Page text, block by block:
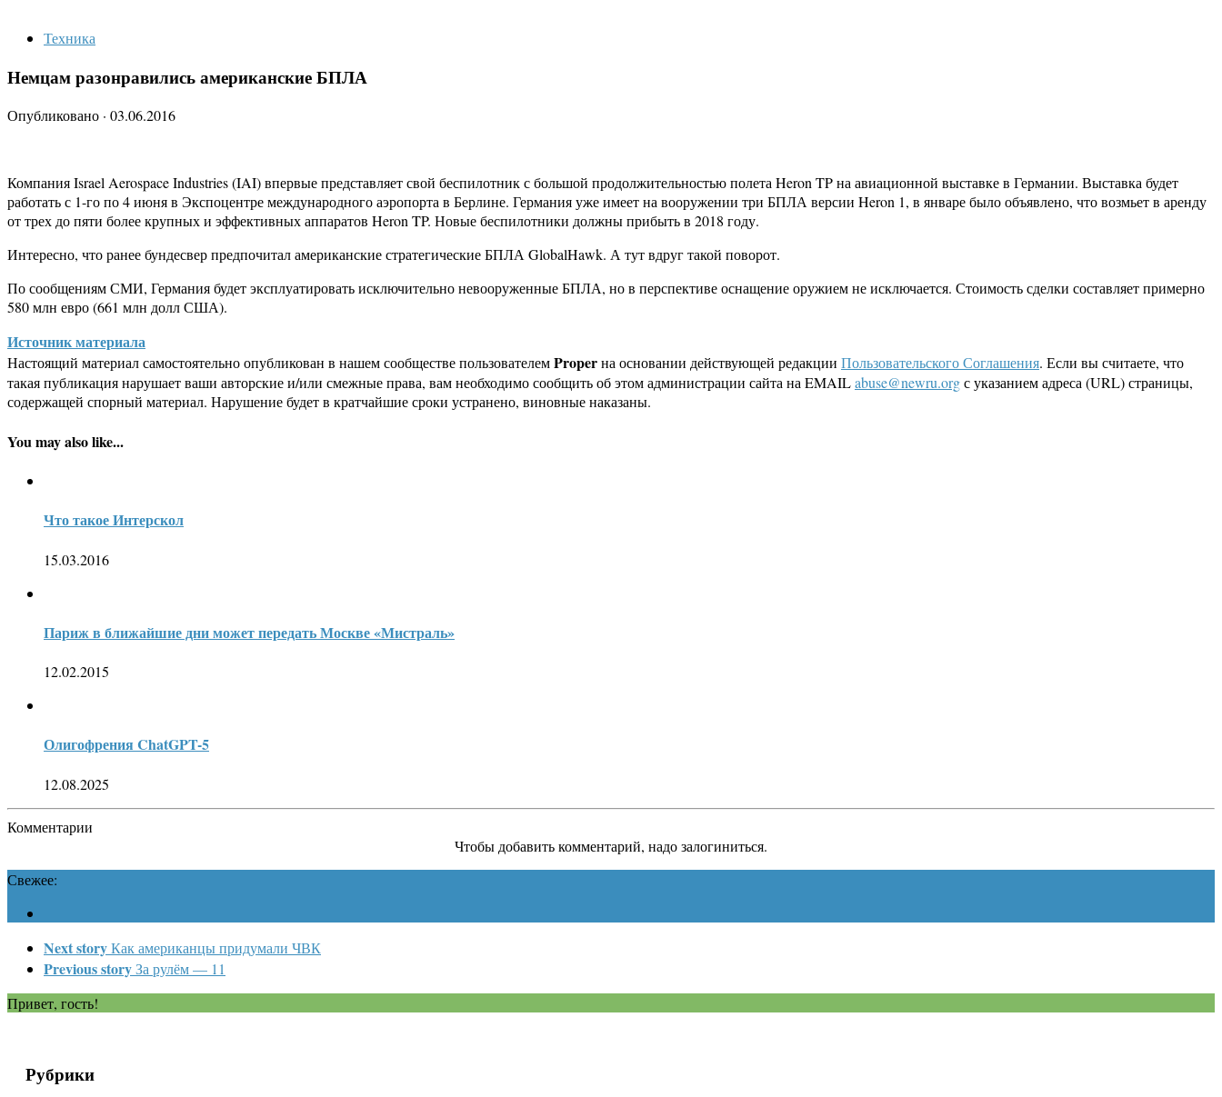
Техника
Немцам разонравились американские БПЛА
Опубликовано · 03.06.2016
Компания Israel Aerospace Industries (IAI) впервые представляет свой беспилотник с большой продолжительностью полета Heron TP на авиационной выставке в Германии. Выставка будет
работать с 1-го по 4 июня в Экспоцентре международного аэропорта в Берлине. Германия уже имеет на вооружении три БПЛА версии Heron 1, в январе было объявлено, что возмьет в аренду
от трех до пяти более крупных и эффективных аппаратов Heron TP. Новые беспилотники должны прибыть в 2018 году.
Интересно, что ранее бундесвер предпочитал американские стратегические БПЛА GlobalHawk. А тут вдруг такой поворот.
По сообщениям СМИ, Германия будет эксплуатировать исключительно невооруженные БПЛА, но в перспективе оснащение оружием не исключается. Стоимость сделки составляет примерно
580 млн евро (661 млн долл США).
Источник материала
Настоящий материал самостоятельно опубликован в нашем сообществе пользователемProperна основании действующей редакции Пользовательского Соглашения. Если вы считаете, что
такая публикация нарушает ваши авторские и/или смежные права, вам необходимо сообщить об этом администрации сайта на EMAILabuse@newru.orgс указанием адреса (URL) страницы,
содержащей спорный материал. Нарушение будет в кратчайшие сроки устранено, виновные наказаны.
You may also like...
Что такое Интерскол
15.03.2016
Париж в ближайшие дни может передать Москве «Мистраль»
12.02.2015
Олигофрения ChatGPT-5
12.08.2025
Комментарии
Чтобы добавить комментарий, надо залогиниться.
Свежее:
Next storyКак американцы придумали ЧВК
Previous storyЗа рулём — 11
Привет, гость!
Рубрики